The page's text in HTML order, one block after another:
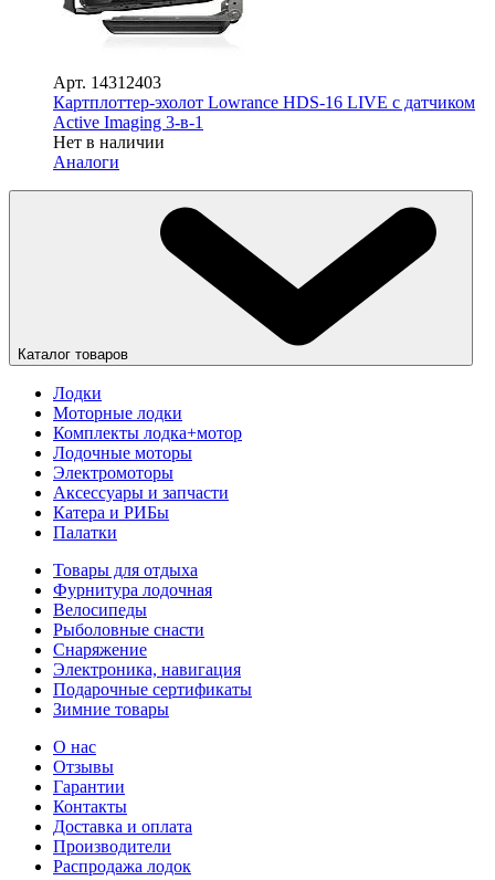
Арт. 14312403
Картплоттер-эхолот Lowrance HDS-16 LIVE с датчиком
Active Imaging 3-в-1
Нет в наличии
Аналоги
Каталог товаров
Лодки
Моторные лодки
Комплекты лодка+мотор
Лодочные моторы
Электромоторы
Аксессуары и запчасти
Катера и РИБы
Палатки
Товары для отдыха
Фурнитура лодочная
Велосипеды
Рыболовные снасти
Снаряжение
Электроника, навигация
Подарочные сертификаты
Зимние товары
О нас
Отзывы
Гарантии
Контакты
Доставка и оплата
Производители
Распродажа лодок